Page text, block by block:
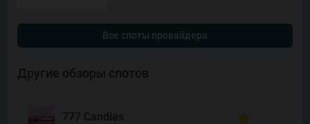
Все слоты провайдера
Другие обзоры слотов
777 Candies